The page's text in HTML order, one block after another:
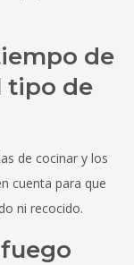
de
tipo de
de cocinar y los
cuenta para que
ni recocido.